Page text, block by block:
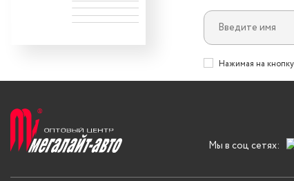
Нажимая на
Мы в соц сетях: